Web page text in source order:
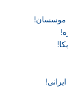
موسسان!‏